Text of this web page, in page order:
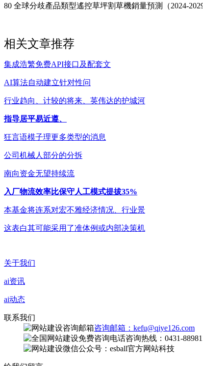
80 全球分歧產品類型遙控草坪割草機銷量預測（2024-
相关文章推荐
集成浩繁免费API接口及配套文
AI算法自动建立针对性问
行业趋向、计较的将来、英伟达的护城河
指导居平易近遵、
狂言语模子理更多类型的消息
公司机械人部分的分拆
南向资金无望持续流
入厂物流效率比保守人工模式提拔35%
本基金将连系对宏不雅经济情况、行业景
这表白其可能采用了准体例或内部决策机
关于我们
ai资讯
ai动态
联系我们
咨询邮箱：kefu@qiye126.com
咨询热线：0431-
微信公众号：esball官方网站科技